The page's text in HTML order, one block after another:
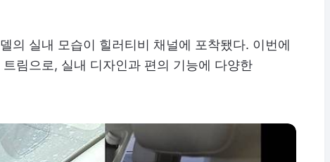
의 실내 모습이 힐러티비 채널에 포착됐다. 이번에
림으로, 실내 디자인과 편의 기능에 다양한